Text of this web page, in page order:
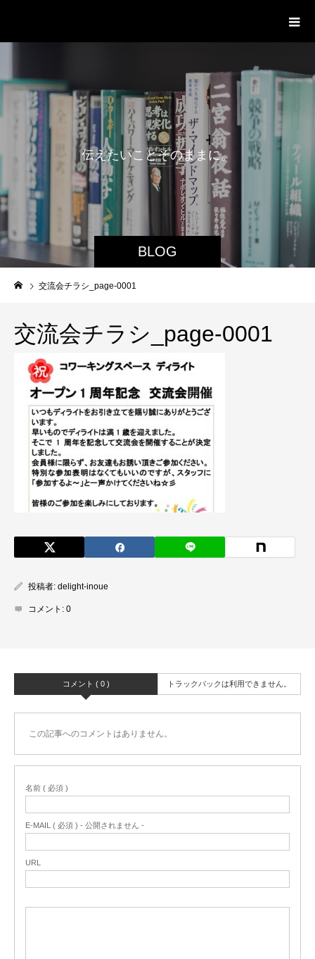
BLOG
伝えたいこ とそのま ま に。
交流会チラシ_page-0001
交流会チラシ_page-0001
投稿者: delight-inoue
コメント: 0
コメント ( 0 ) トラックバックは利用できません。
この記事へのコメントはありません。
名前 ( 必須 )
E-MAIL ( 必須 ) - 公開されません -
URL